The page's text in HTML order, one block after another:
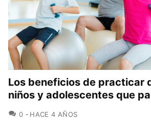
Los beneficios de practicar
niños y adolescentes que
0 COMENTARIOS
HACE 4 AÑOS